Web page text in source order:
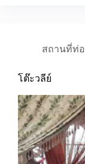
สถานที่ท่อ
โต๊ะวลีย์